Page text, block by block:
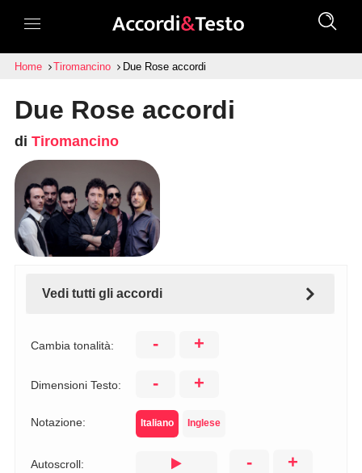
Home Tiromancino Due Rose accordi
Due Rose accordi
di Tiromancino
Vedi tutti gli accordi
Cambia tonalità: - +
Dimensioni Testo: - +
Notazione: Italiano Inglese
Autoscroll: - +